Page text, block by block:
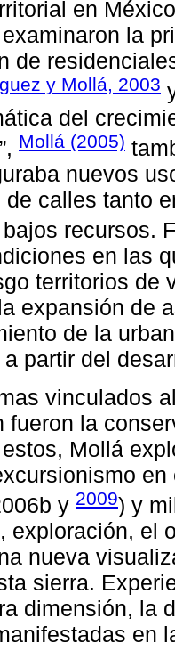
en
la
de
y Mollá, 2003
del
Mollá (2005)
nuevos
de calles tanto
recursos.
en las
territorios de
expansión de
de la
partir del
vinculados
fueron la
Mollá
y 2009) y
exploración, el
nueva
sierra.
dimensión, la
en